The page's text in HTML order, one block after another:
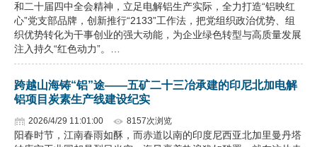
和二十届四中全会精神，立足电解铝生产实际，全力打造“铝映红
心”党支部品牌，创新推行“2133”工作法，把党组织政治优势、组
织优势转化为干事创业的强大动能，为企业绿色转型与高质量发展
注入持久“红色动力”。…
跨越山海铸“铝”途——五矿二十三冶承建的印尼北加电解
铝项目炭素生产线建设纪实
2026/4/29 11:01:00 8157次浏览
阳春时节，江南春雨如酥，而赤道以南的印度尼西亚北加里曼丹塔